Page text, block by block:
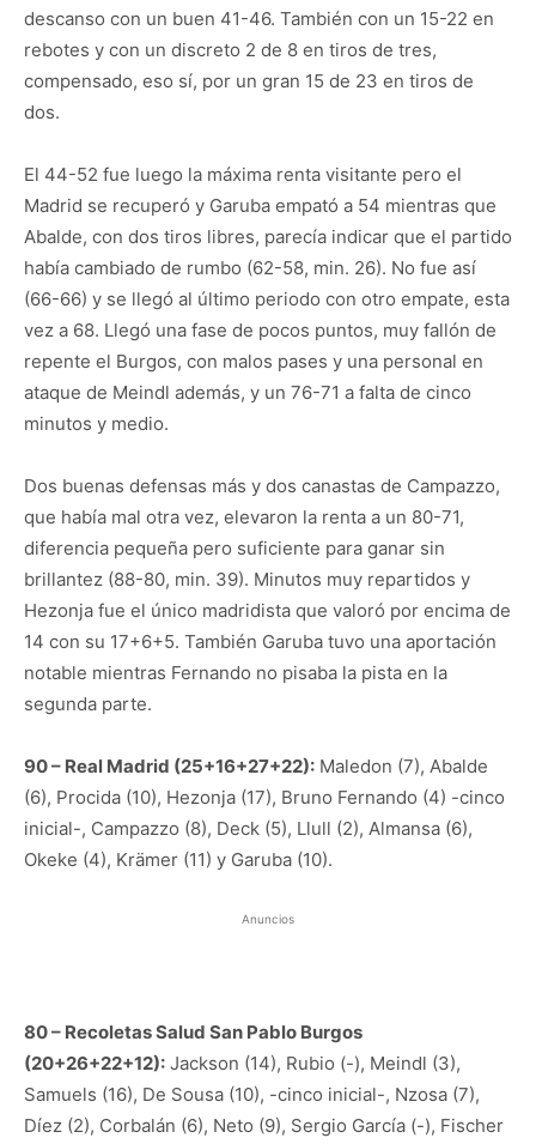
descanso con un buen 41-46. También con un 15-22 en
rebotes y con un discreto 2 de 8 en tiros de tres,
compensado, eso sí, por un gran 15 de 23 en tiros de
dos.
El 44-52 fue luego la máxima renta visitante pero el
Madrid se recuperó y Garuba empató a 54 mientras que
Abalde, con dos tiros libres, parecía indicar que el partido
había cambiado de rumbo (62-58, min. 26). No fue así
(66-66) y se llegó al último periodo con otro empate, esta
vez a 68. Llegó una fase de pocos puntos, muy fallón de
repente el Burgos, con malos pases y una personal en
ataque de Meindl además, y un 76-71 a falta de cinco
minutos y medio.
Dos buenas defensas más y dos canastas de Campazzo,
que había mal otra vez, elevaron la renta a un 80-71,
diferencia pequeña pero suficiente para ganar sin
brillantez (88-80, min. 39). Minutos muy repartidos y
Hezonja fue el único madridista que valoró por encima de
14 con su 17+6+5. También Garuba tuvo una aportación
notable mientras Fernando no pisaba la pista en la
segunda parte.
90 – Real Madrid (25+16+27+22): Maledon (7), Abalde
(6), Procida (10), Hezonja (17), Bruno Fernando (4) -cinco
inicial-, Campazzo (8), Deck (5), Llull (2), Almansa (6),
Okeke (4), Krämer (11) y Garuba (10).
Anuncios
80 – Recoletas Salud San Pablo Burgos
(20+26+22+12): Jackson (14), Rubio (-), Meindl (3),
Samuels (16), De Sousa (10), -cinco inicial-, Nzosa (7),
Díez (2), Corbalán (6), Neto (9), Sergio García (-), Fischer